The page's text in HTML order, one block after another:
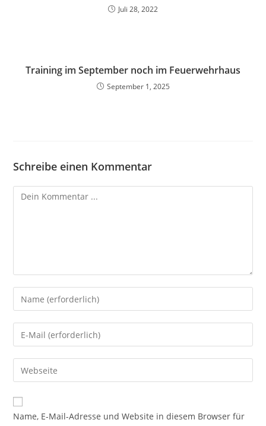
Juli 28, 2022
Training im September noch im Feuerwehrhaus
September 1, 2025
Schreibe einen Kommentar
Kommentieren
Gib
deinen
Namen
oder
zum
Kommentieren
ein
Gib
deine
E-
Mail-
zum
Kommentieren
Gib
deine
Website-
URL
Name, E-Mail-Adresse und Website in diesem Browser für